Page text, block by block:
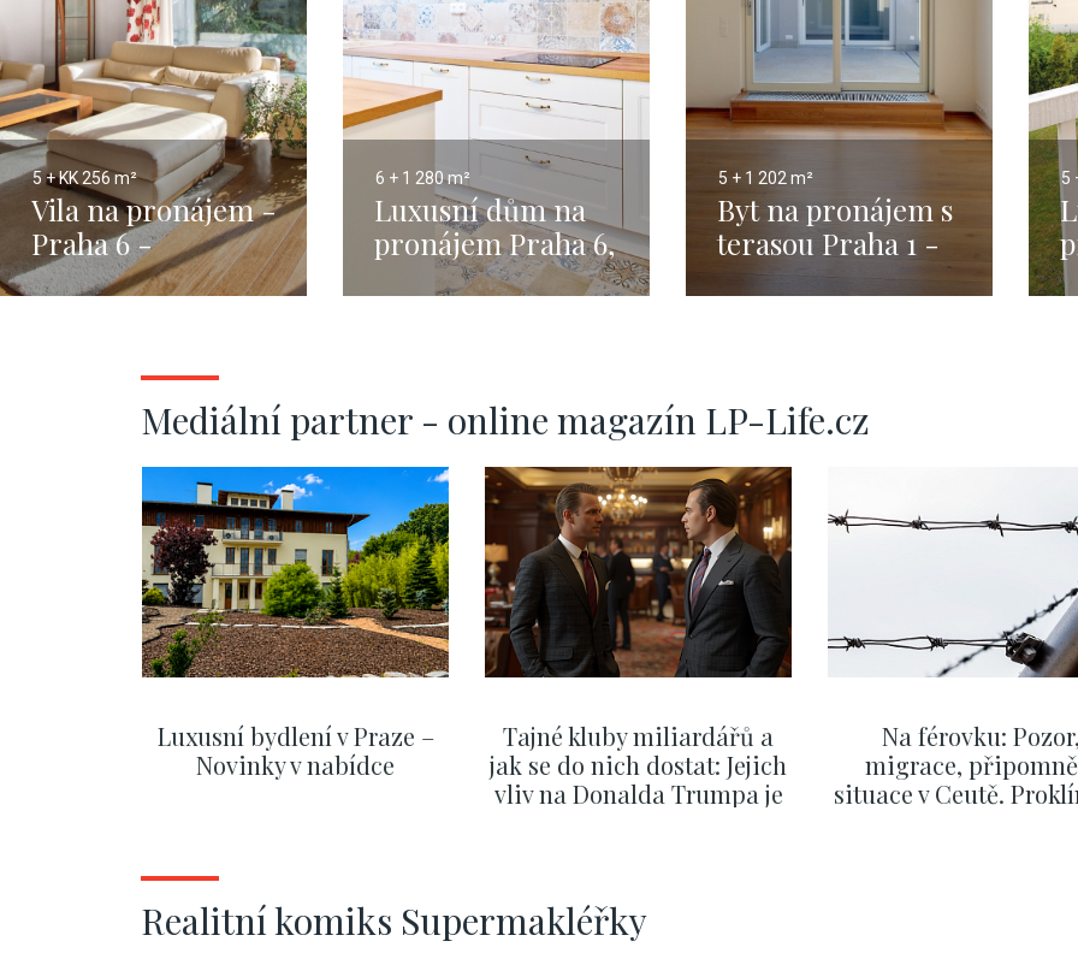
5 + KK256 m²
Vila na pronájem -
Praha 6 -
Hanspaulka - 256m
6 + 1 280 m²
Luxusní dům na
pronájem Praha 6,
Suchdol - 280 m²
5 + 1 202 m²
Byt na pronájem s
terasou Praha 1 -
5
Mediální partner - online magazín LP-Life.cz
Luxusní bydlení v Praze –
Novinky v nabídce
Tajné kluby miliardářů a
jak se do nich dostat: Jejich
vliv na Donalda Trumpa je
Na férovku:
migrace,
situace v Ceutě.
Realitní komiks Supermakléřky